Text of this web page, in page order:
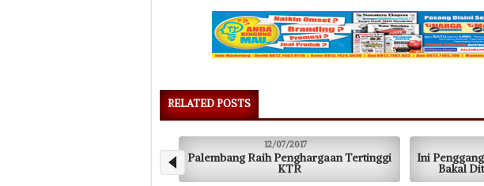
RELATED POSTS
Palembang Raih Penghargaan Tertinggi Ini Pengganggu Kenyamanan Warga dan
Bakal Ditutup Pol PP Palembang